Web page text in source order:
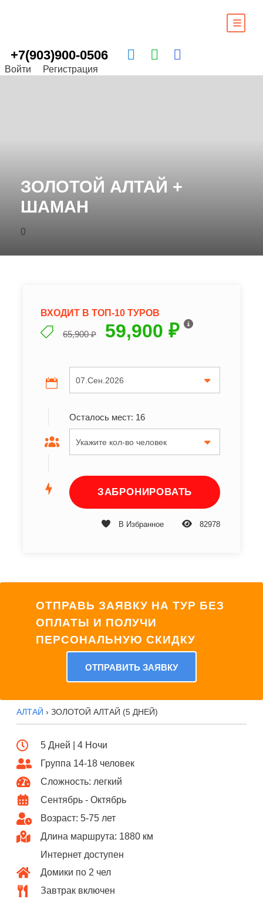
+7(903)900-0506
Войти Регистрация
ЗОЛОТОЙ АЛТАЙ +
ШАМАН
0
ВХОДИТ В ТОП-10 ТУРОВ
65,900 ₽ 59,900 ₽
Осталось мест: 16
В Избранное 82978
ОТПРАВЬ ЗАЯВКУ НА ТУР БЕЗ
ОПЛАТЫ И ПОЛУЧИ
ПЕРСОНАЛЬНУЮ СКИДКУ
ОТПРАВИТЬ ЗАЯВКУ
АЛТАЙ › ЗОЛОТОЙ АЛТАЙ (5 ДНЕЙ)
5 Дней | 4 Ночи
Группа 14-18 человек
Сложность: легкий
Сентябрь - Октябрь
Возраст: 5-75 лет
Длина маршрута: 1880 км
Интернет доступен
Домики по 2 чел
Завтрак включен